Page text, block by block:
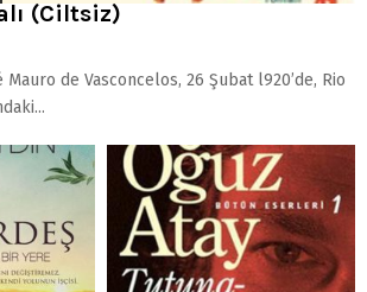
(Ciltsiz)
Mauro de Vasconcelos, 26 Şubat l920’de, Rio